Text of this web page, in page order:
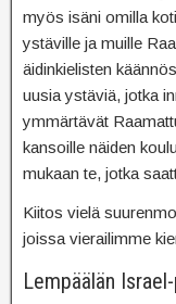
myös isäni omilla
ystäville ja muille
äidinkielisten
uusia ystäviä, jotka
ymmärtävät
kansoille näiden
mukaan te, jotka
Kiitos vielä
joissa vierailimme
Lempäälän